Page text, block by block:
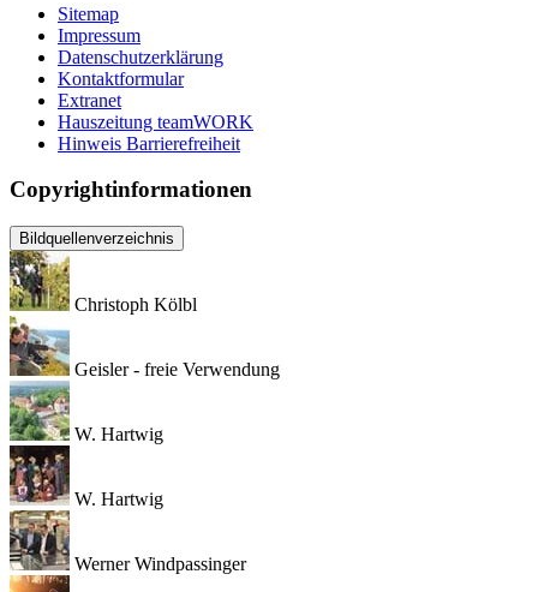
Sitemap
Impressum
Datenschutzerklärung
Kontaktformular
Extranet
Hauszeitung teamWORK
Hinweis Barrierefreiheit
Copyrightinformationen
Bildquellenverzeichnis
Christoph Kölbl
Geisler - freie Verwendung
W. Hartwig
W. Hartwig
Werner Windpassinger